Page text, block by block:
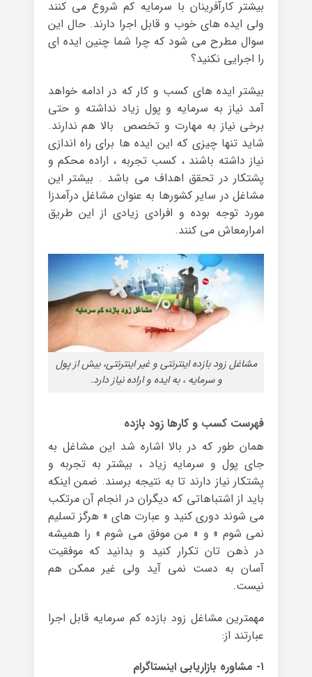
بیشتر کارآفرینان با سرمایه کم شروع می کنند
ولی ایده های خوب و قابل اجرا دارند. حال این
سوال مطرح می شود که چرا شما چنین ایده ای
را اجرایی نکنید؟
بیشتر ایده های کسب و کار که در ادامه خواهد
آمد نیاز به سرمایه و پول زیاد نداشته و حتی
برخی نیاز به مهارت و تخصص بالا هم ندارند.
شاید تنها چیزی که این ایده ها برای راه اندازی
نیاز داشته باشند ، کسب تجربه ، اراده محکم و
پشتکار در تحقق اهداف می باشد . بیشتر این
مشاغل در سایر کشورها به عنوان مشاغل درآمدزا
مورد توجه بوده و افرادی زیادی از این طریق
امرارمعاش می کنند.
مشاغل زود بازده اینترنتی و غیر اینترنتی، بیش از پول
و سرمایه ، به ایده و اراده نیاز دارد.
فهرست کسب و کارها زود بازده
همان طور که در بالا اشاره شد این مشاغل به
جای پول و سرمایه زیاد ، بیشتر به تجربه و
پشتکار نیاز دارند تا به نتیجه برسند. ضمن اینکه
باید از اشتباهاتی که دیگران در انجام آن مرتکب
می شوند دوری کنید و عبارت های « هرگز تسلیم
نمی شوم » و « من موفق می شوم » را همیشه
در ذهن تان تکرار کنید و بدانید که موفقیت
آسان به دست نمی آید ولی غیر ممکن هم
نیست.
مهمترین مشاغل زود بازده کم سرمایه قابل اجرا
عبارتند از:
۱- مشاوره بازاریابی اینستاگرام